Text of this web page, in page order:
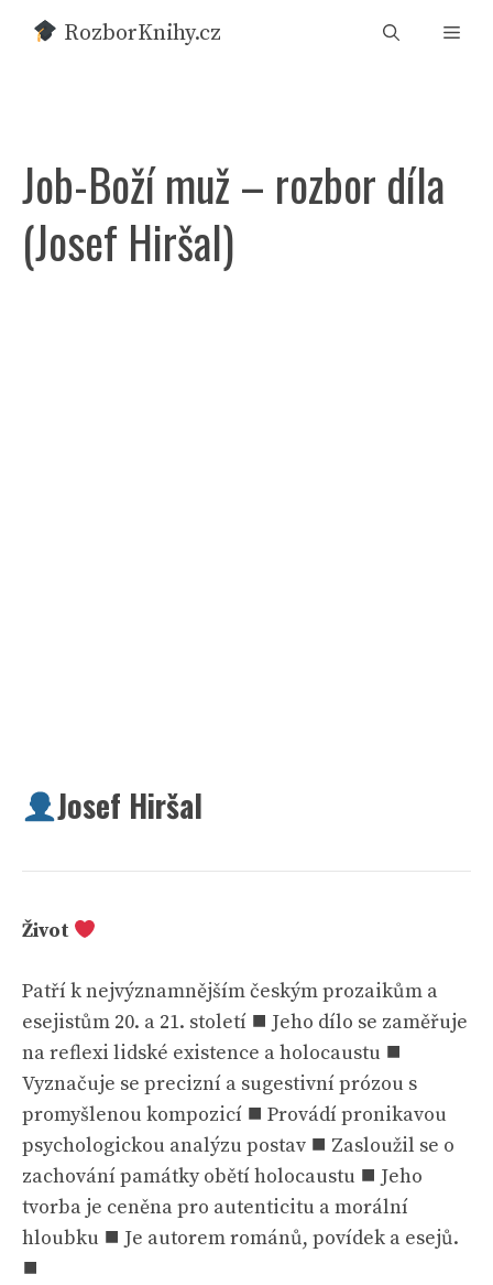
Přeskočit
RozborKnihy.cz
Job-Boží muž – rozbor díla
(Josef Hiršal)
Josef Hiršal
Život
Patří k nejvýznamnějším českým prozaikům a
esejistům 20. a 21. století ⯀ Jeho dílo se zaměřuje
na reflexi lidské existence a holocaustu ⯀
Vyznačuje se precizní a sugestivní prózou s
promyšlenou kompozicí ⯀ Provádí pronikavou
psychologickou analýzu postav ⯀ Zasloužil se o
zachování památky obětí holocaustu ⯀ Jeho
tvorba je ceněna pro autenticitu a morální
hloubku ⯀ Je autorem románů, povídek a esejů.
⯀